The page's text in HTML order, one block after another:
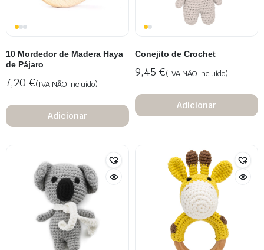
10 Mordedor de Madera Haya
de Pájaro
7,20 €(IVA NÃO incluído)
Adicionar
Conejito de Crochet
9,45 €(IVA NÃO incluído)
Adicionar